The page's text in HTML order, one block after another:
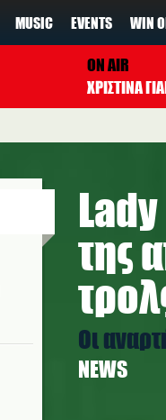
MUSIC EVENTS WIN
ON AIR
ΧΡΙΣΤΙΝΑ
της
Οι
NEWS